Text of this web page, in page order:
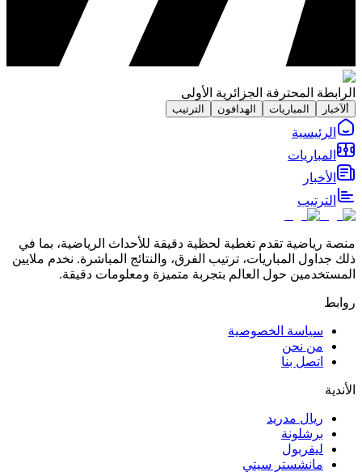
الرابطة المحترفة الجزائرية الأولى
ألآخبار المباريات الهدافون الترتيب
الرئيسية
المباريات
الأخبار
الترتيب
منصة رياضية تقدم تغطية لحظية دقيقة للأحداث الرياضية، بما في
ذلك جداول المباريات، ترتيب الفرق، والنتائج المباشرة. نخدم ملايين
المستخدمين حول العالم بتجربة متميزة ومعلومات دقيقة.
روابط
سياسة الخصوصية
من نحن
اتصل بنا
الأندية
ريال مدريد
برشلونة
ليفربول
مانشستر سيتي